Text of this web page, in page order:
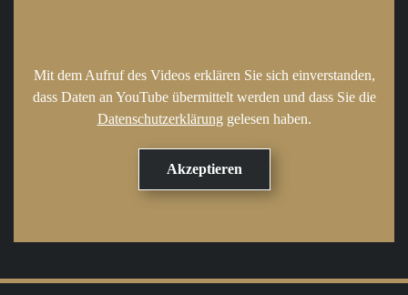
Mit dem Aufruf des Videos erklären Sie sich einverstanden,
dass Daten an YouTube übermittelt werden und dass Sie die
Datenschutzerklärung gelesen haben.